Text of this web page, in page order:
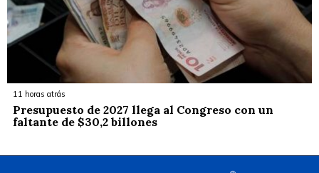
11 horas atrás
Presupuesto de 2027 llega al Congreso con un
faltante de $30,2 billones